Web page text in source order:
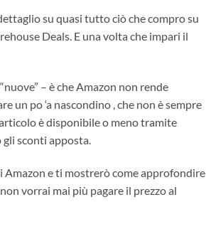
su quasi tutto ciò che compro su
Deals. E una volta che impari il
– ​​è che Amazon non rende
un po ‘a nascondino , che non è sempre
è disponibile o meno tramite
gli sconti apposta.
Amazon e ti mostrerò come approfondire
vorrai mai più pagare il prezzo al